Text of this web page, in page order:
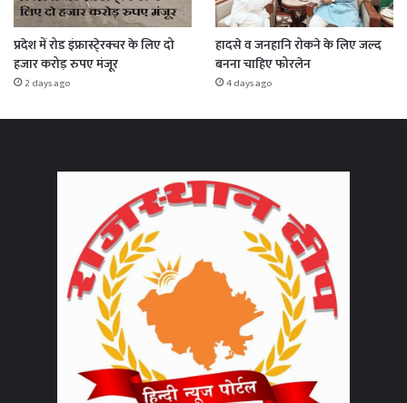
प्रदेश में रोड इंफ्रास्टे्रक्चर के लिए दो
हजार करोड़ रुपए मंजूर
2 days ago
हादसे व जनहानि रोकने के लिए जल्द
बनना चाहिए फोरलेन
4 days ago